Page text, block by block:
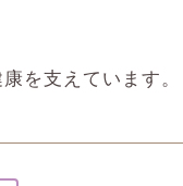
を支えています